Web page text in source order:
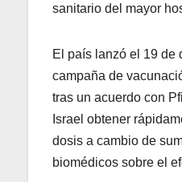
sanitario del mayor
El país lanzó el 19 de
campaña de
tras un acuerdo con
Israel obtener
dosis a cambio de
biomédicos sobre el